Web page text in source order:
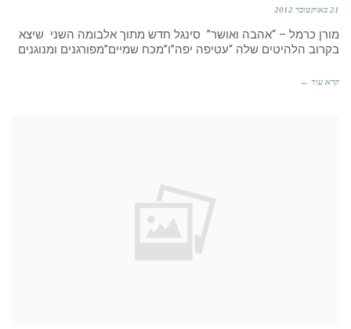
21 באוקטובר 2012
מורן כרמל – “אהבה ואושר” סינגל חדש מתוך אלבומה השני שיצא
בקרוב הלהיטים שלה “עטיפה יפה”ו”מכח שמיים”מפורגנים ומנוגנים
קרא עוד ←